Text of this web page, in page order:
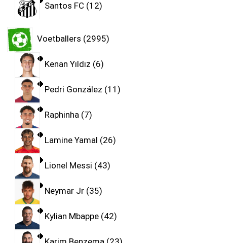
Santos FC 12
Voetballers 2995
Kenan Yıldız 6
Pedri González 11
Raphinha 7
Lamine Yamal 26
Lionel Messi 43
Neymar Jr 35
Kylian Mbappe 42